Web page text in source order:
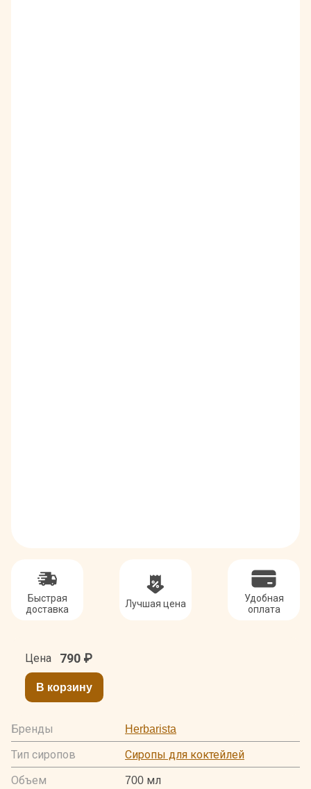
Быстрая
доставка
Лучшая цена
Удобная
оплата
Цена 790 ₽
В корзину
Бренды
Herbarista
Тип сиропов
Сиропы для коктейлей
Объем
700 мл